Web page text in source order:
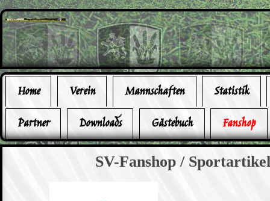
Home Verein Mannschaften
Statistik
Partner
Downloads Gästebuch Fanshop
SV-Fanshop / Sportartikel